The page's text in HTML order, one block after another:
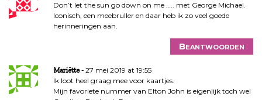
Don’t let the sun go down on me ….. met George Michael.
Iconisch, een meebruller en daar heb ik zo veel goede
herinneringen aan.
Beantwoorden
Mariëtte
27 mei 2019 at 19:55
Ik loot heel graag mee voor kaartjes.
Mijn favoriete nummer van Elton John is eigenlijk toch wel